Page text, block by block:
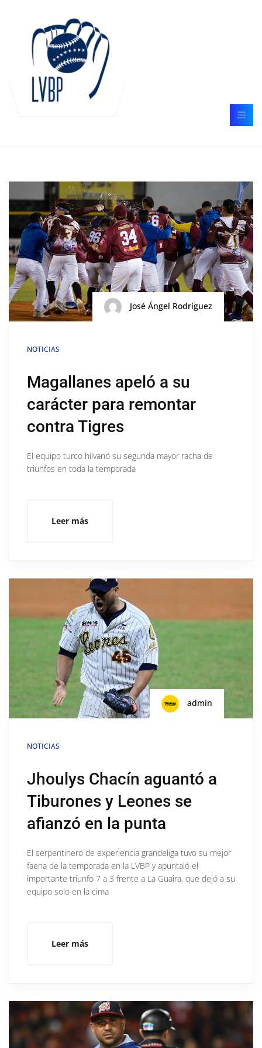
José Ángel Rodríguez
NOTICIAS
Magallanes apeló a su
carácter para remontar
contra Tigres
El equipo turco hilvanó su segunda mayor racha de
triunfos en toda la temporada
Leer más
admin
NOTICIAS
Jhoulys Chacín aguantó a
Tiburones y Leones se
afianzó en la punta
El serpentinero de experiencia grandeliga tuvo su mejor
faena de la temporada en la LVBP y apuntaló el
importante triunfo 7 a 3 frente a La Guaira, que dejó a su
equipo solo en la cima
Leer más